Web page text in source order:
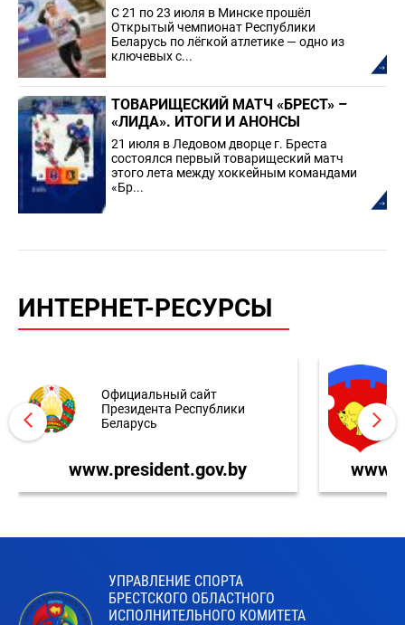
С 21 по 23 июля в Минске прошёл
Открытый чемпионат Республики
Беларусь по лёгкой атлетике — одно из
ключевых с...
ТОВАРИЩЕСКИЙ МАТЧ «БРЕСТ» –
«ЛИДА». ИТОГИ И АНОНСЫ
21 июля в Ледовом дворце г. Бреста
состоялся первый товарищеский матч
этого лета между хоккейным командами
«Бр...
ИНТЕРНЕТ-РЕСУРСЫ
Официальный сайт
Президента Республики
Беларусь
www.president.gov.by
УПРАВЛЕНИЕ СПОРТА
БРЕСТСКОГО ОБЛАСТНОГО
ИСПОЛНИТЕЛЬНОГО КОМИТЕТА